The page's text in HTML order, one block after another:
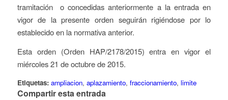
tramitación o concedidas anteriormente a la entrada en
vigor de la presente orden seguirán rigiéndose por lo
establecido en la normativa anterior.
Esta orden (Orden HAP/2178/2015) entra en vigor el
miércoles 21 de octubre de 2015.
Etiquetas: ampliacion, aplazamiento, fraccionamiento, limite
Compartir esta entrada